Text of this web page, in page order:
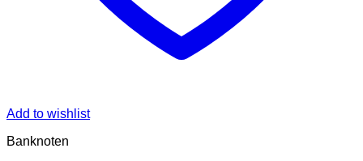
Add to wishlist
Banknoten